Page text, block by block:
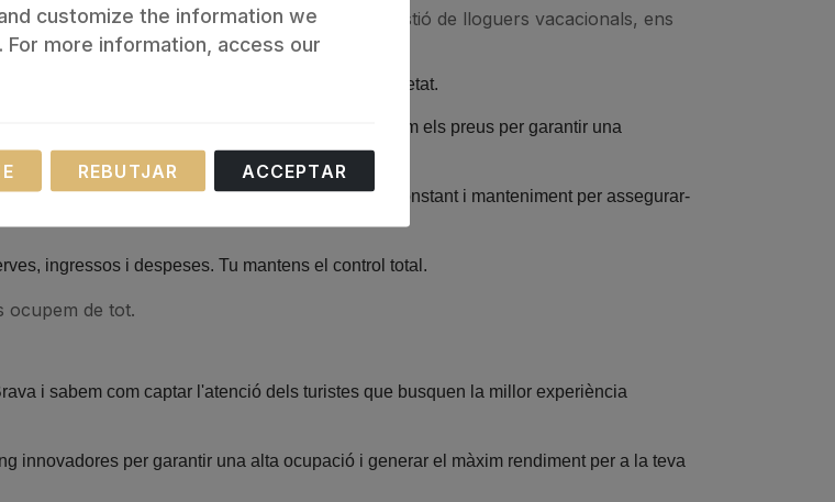
el màxim partit! A la nostra agència de gestió de lloguers vacacionals, ens
in/check-out, neteja i manteniment de la teva propietat.
teva casa en plataformes internacionals i optimitzem els preus per garantir una
per això la tractem com si fos nostra. Supervisió constant i manteniment per assegurar-
ingressos i despeses. Tu mantens el control total.
ocupem de tot.
i sabem com captar l'atenció dels turistes que busquen la millor experiència
innovadores per garantir una alta ocupació i generar el màxim rendiment per a la teva
customize the information we
For more information, access our
for the operation of our website.
REBUTJAR ACCEPTAR